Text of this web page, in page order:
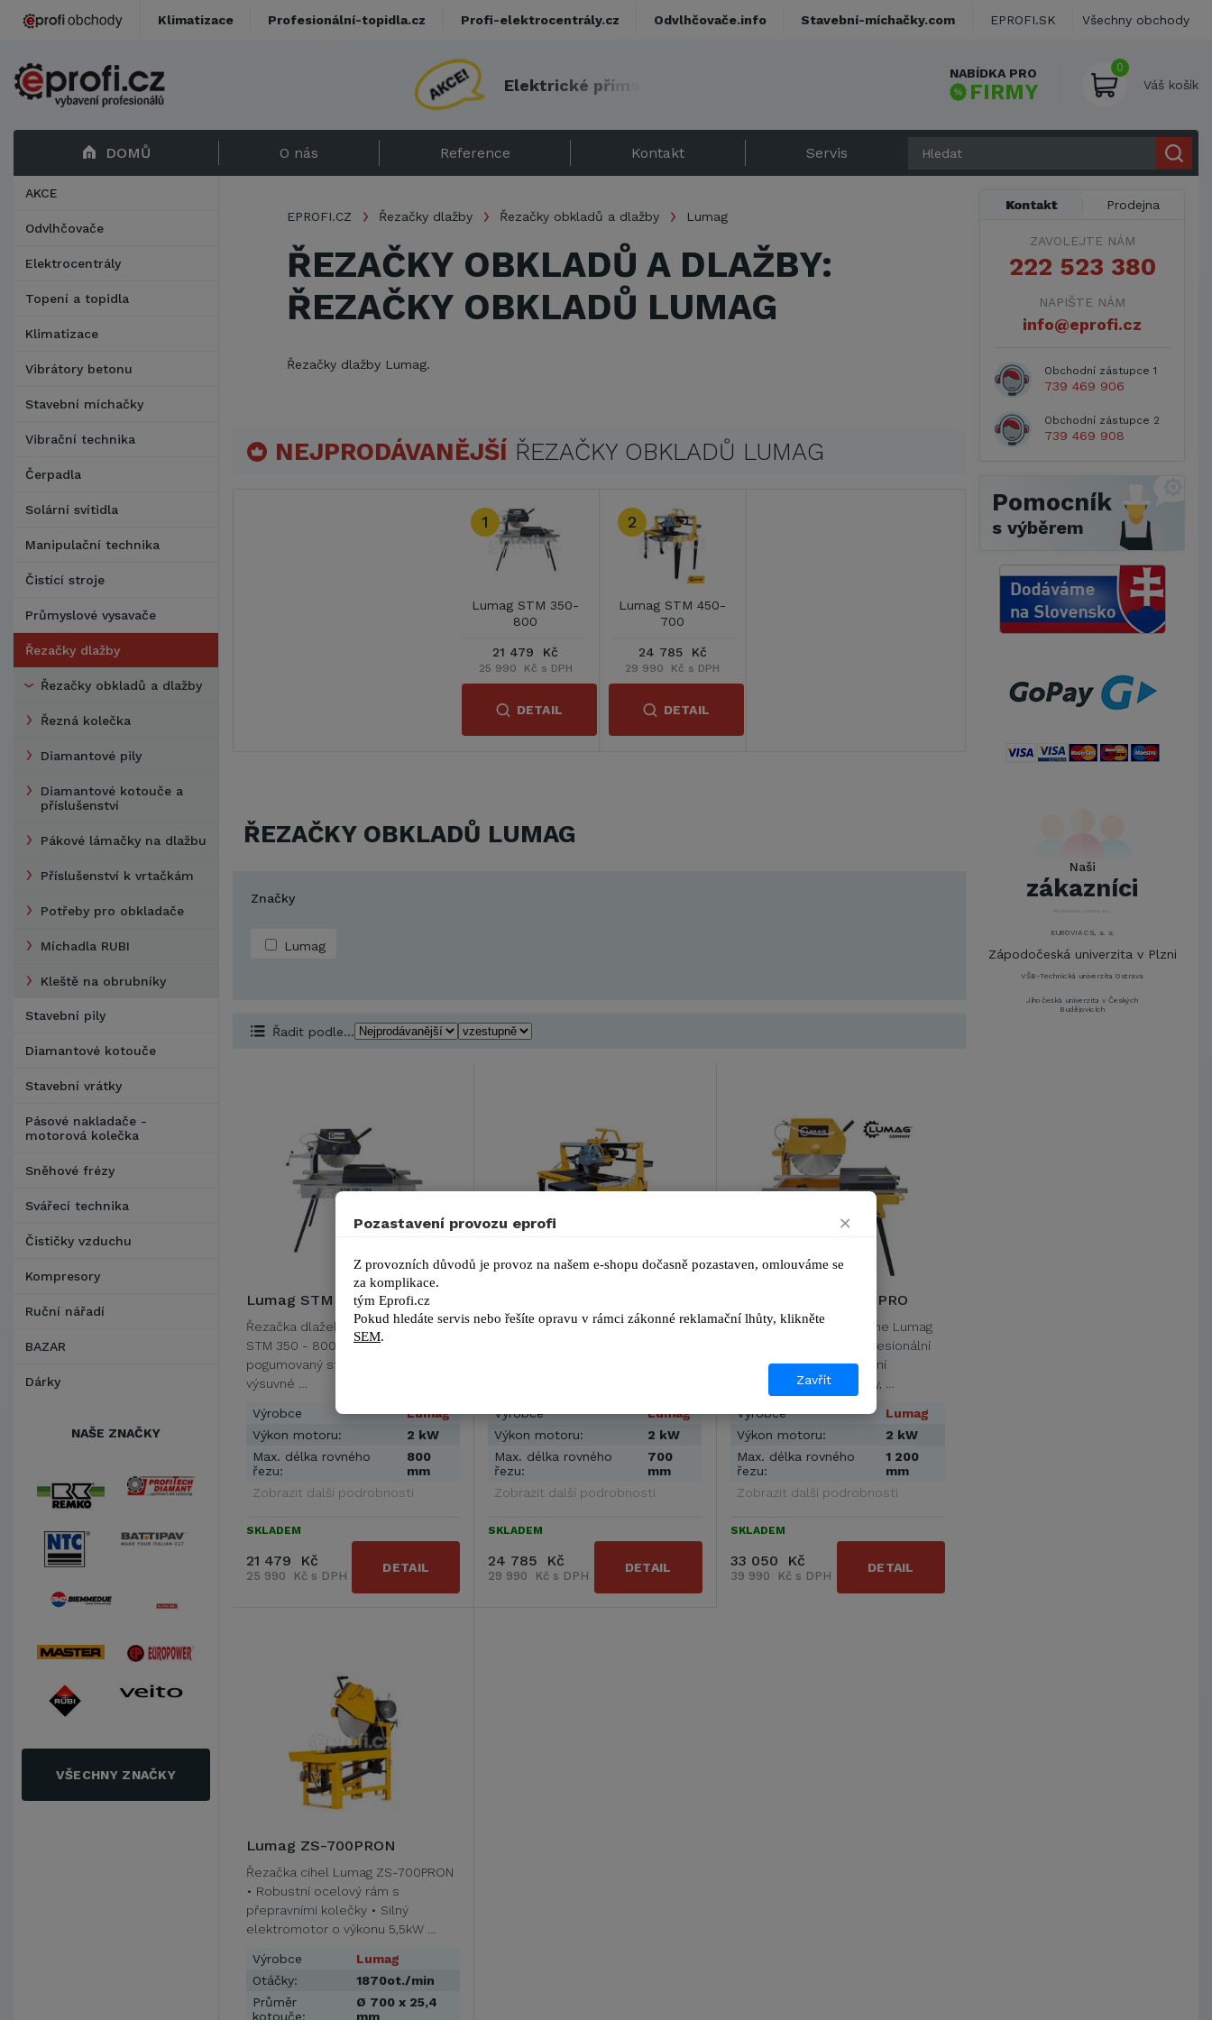
Elektrické pří
NABÍDKA PRO
FIRMY
0
Váš košík
DOMŮ O nás Reference Kontakt Servis
AKCE
Odvlhčovače
Elektrocentrály
Topení a topidla
Klimatizace
Vibrátory betonu
Stavební míchačky
Vibrační technika
Čerpadla
Solární svítidla
Manipulační technika
Čistící stroje
Průmyslové vysavače
Řezačky dlažby
Řezačky obkladů a dlažby
Řezná kolečka
Diamantové pily
Diamantové kotouče a
příslušenství
Pákové lámačky na dlažbu
Příslušenství k vrtačkám
Potřeby pro obkladače
Míchadla RUBI
Kleště na obrubníky
Stavební pily
Diamantové kotouče
Stavební vrátky
Pásové nakladače -
motorová kolečka
Sněhové frézy
Svářecí technika
Čističky vzduchu
Kompresory
Ruční nářadí
BAZAR
Dárky
NAŠE ZNAČKY
VŠECHNY ZNAČKY
EPROFI.CZ Řezačky dlažby Řezačky obkladů a dlažby Lumag
ŘEZAČKY OBKLADŮ A DLAŽBY:
ŘEZAČKY OBKLADŮ LUMAG
Řezačky dlažby Lumag.
NEJPRODÁVANĚJŠÍ ŘEZAČKY OBKLADŮ LUMAG
1
Lumag STM 350-
800
21 479 Kč
25 990 Kč s DPH
DETAIL
2
Lumag STM 450-
700
24 785 Kč
29 990 Kč s DPH
DETAIL
ŘEZAČKY OBKLADŮ LUMAG
Značky
Lumag
Řadit podle...
Lumag STM 350-800
Řezačka dlažeb a kamene Lumag
STM 350 - 800 má lehce posuvný
pogumovaný stůl a odnímatelné
výsuvné …
Výrobce
Lumag
Výkon motoru:
2 kW
Max. délka rovného
řezu:
800
mm
Zobrazit další podrobnosti
SKLADEM
21 479 Kč
25 990 Kč s DPH
DETAIL
Řezačka dlažeb a kamene Lumag
Výrobce
Lumag
Výkon motoru:
2 kW
Max. délka rovného
řezu:
700
mm
Zobrazit další podrobnosti
SKLADEM
24 785 Kč
29 990 Kč s DPH
DETAIL
Lumag FS 350-1200 PRO
Řezačka dlažeb a kamene Lumag
FS 350-1200 PRO je profesionální
řezačka určená pro řezání
keramických dlažeb, žuly, …
Výrobce
Lumag
Výkon motoru:
2 kW
Max. délka rovného
řezu:
1 200
mm
Zobrazit další podrobnosti
SKLADEM
33 050 Kč
39 990 Kč s DPH
DETAIL
Lumag ZS-700PRON
Řezačka cihel Lumag ZS-700PRON
• Robustní ocelový rám s
přepravními kolečky • Silný
elektromotor o výkonu 5,5kW …
Výrobce
Lumag
Otáčky:
1870ot./min
Průměr
kotouče:
Ø 700 x 25,4
mm
Kontakt Prodejna
ZAVOLEJTE NÁM
222 523 380
NAPIŠTE NÁM
info@eprofi.cz
Obchodní zástupce 1
739 469 906
Obchodní zástupce 2
739 469 908
Pomocník
s výběrem
Naši
zákazníci
Brně,Správa kolejí a menz
Arcibiskupství pražské
Kostelecké uzeniny a.s.
EUROVIA CS, a. s.
Zápodočeská univerzita v Plzni
VŠB-Technická univerzita Ostrava
Jihočeská univerzita v Českých
Budějovicích
Klimatizace Profesionální-topidla.cz Profi-elektrocentrály.cz Odvlhčovače.info Stavební-míchačky.com EPROFI.SK Všechny obchody
Pozastavení provozu eprofi ×
Z provozních důvodů je provoz na našem e-shopu dočasně pozastaven, omlouváme se
za komplikace.
tým Eprofi.cz
Pokud hledáte servis nebo řešíte opravu v rámci zákonné reklamační lhůty, kl
SEM.
Zavřít